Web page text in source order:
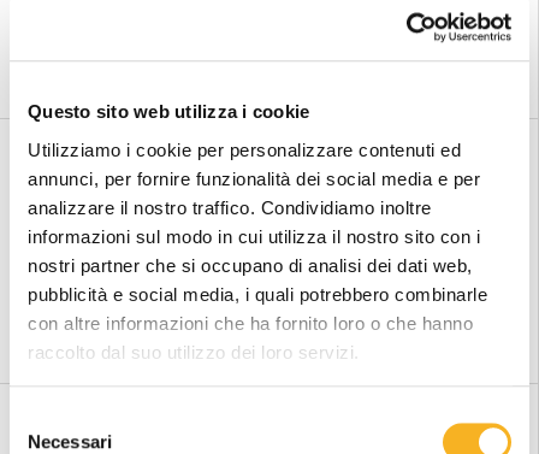
Questo sito web utilizza i cookie
Utilizziamo i cookie per personalizzare contenuti ed
annunci, per fornire funzionalità dei social media e per
analizzare il nostro traffico. Condividiamo inoltre
informazioni sul modo in cui utilizza il nostro sito con i
nostri partner che si occupano di analisi dei dati web,
pubblicità e social media, i quali potrebbero combinarle
con altre informazioni che ha fornito loro o che hanno
raccolto dal suo utilizzo dei loro servizi.
Necessari
HONEYWELL XENON 1950G
LETTORI CODICE A BARRE
ZEBRA DS9208
LETTORI CODICI A
PRESENTAZIONE ZEBRA
DS9300 SERIES
LETTORI CODICE A BARRE
ZEBRA DS9808R